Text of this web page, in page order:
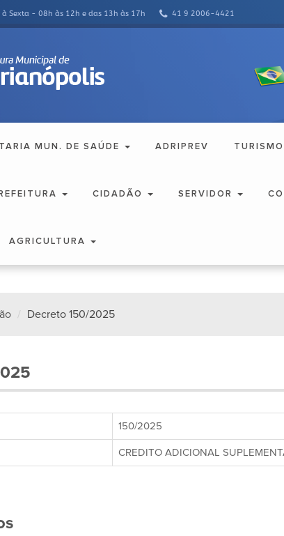
Sexta - 08h às 12h e das 13h às 17h 41 9 2006-4421
MUN. DE SAÚDE ADRIPREV
CIDADÃO SERVIDOR
AGRICULTURA
Decreto 150/2025
150/2025
CREDITO ADICIONAL